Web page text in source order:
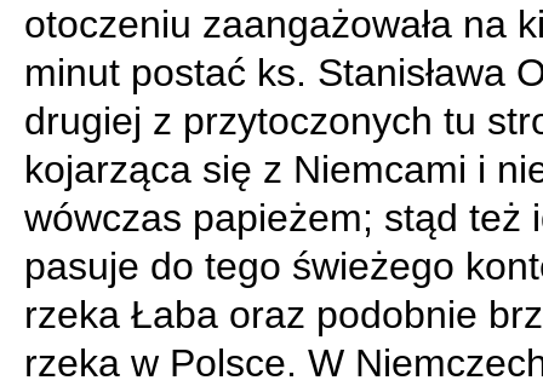
otoczeniu zaangażowała na
minut postać ks. Stanisława
drugiej z przytoczonych tu
kojarząca się z Niemcami i
wówczas papieżem; stąd też
pasuje do tego świeżego
rzeka Łaba oraz podobnie
rzeka w Polsce. W